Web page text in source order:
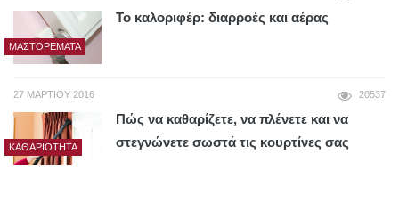
ΜΑΣΤΟΡΈΜΑΤΑ
Το καλοριφέρ: διαρροές και αέρας
27 ΜΑΡΤΊΟΥ 2016 20537
ΚΑΘΑΡΙΌΤΗΤΑ
Πώς να καθαρίζετε, να πλένετε και να
στεγνώνετε σωστά τις κουρτίνες σας